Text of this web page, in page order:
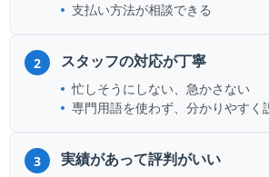
支払い方法が相談できる
2 スタッフの対応が丁寧
忙しそうにしない、急かさない
専門用語を使わず、分かりやすく
3 実績があって評判がいい